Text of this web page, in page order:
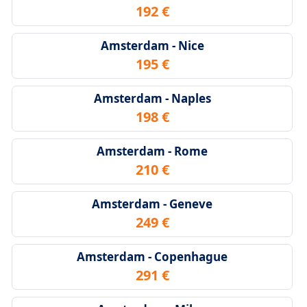
192 €
Amsterdam - Nice
195 €
Amsterdam - Naples
198 €
Amsterdam - Rome
210 €
Amsterdam - Geneve
249 €
Amsterdam - Copenhague
291 €